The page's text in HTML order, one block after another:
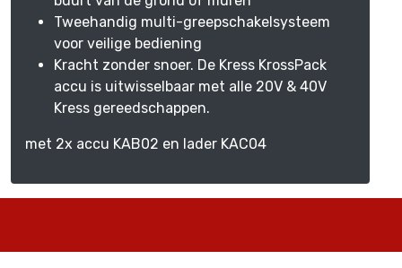
Tweehandig multi-greepschakelsysteem
voor veilige bediening
Kracht zonder snoer. De Kress KrossPack
accu is uitwisselbaar met alle 20V & 40V
Kress gereedschappen.
met 2x accu KAB02 en lader KAC04